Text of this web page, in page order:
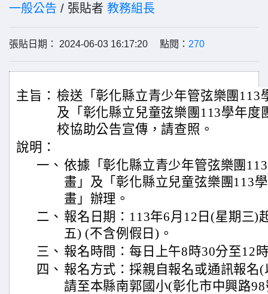
一般公告 / 張貼者 教務組長
張貼日期： 2024-06-03 16:17:20 點閱： 270
主旨： 檢送「彰化縣立青少年管弦樂團113
及「彰化縣立兒童弦樂團113學年度
校協助公告宣傳，請查照。
說明：
一、 依據「彰化縣立青少年管弦樂團
畫」及「彰化縣立兒童弦樂團113
畫」辦理。
二、 報名日期：113年6月12日(星期三)
五) (不含例假日)。
三、 報名時間：每日上午8時30分至12
四、 報名方式：採親自報名或通訊報名
請至本縣南郭國小(彰化市中興路